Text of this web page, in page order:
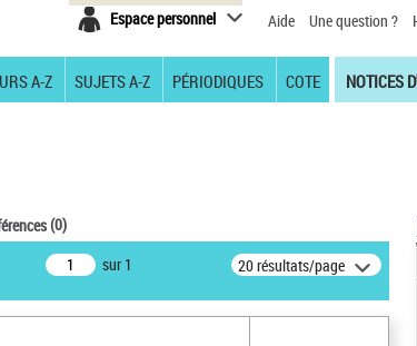
Espace personnel Aide Une question ?
A-Z SUJETS A-Z PÉRIODIQUES COTE NOTICES
(0)
sur 1 20 résultats/page